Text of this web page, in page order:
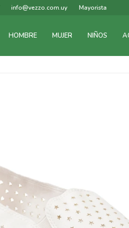
HOMBRE MUJER NIÑOS
info@vezzo.com.uy Mayorista